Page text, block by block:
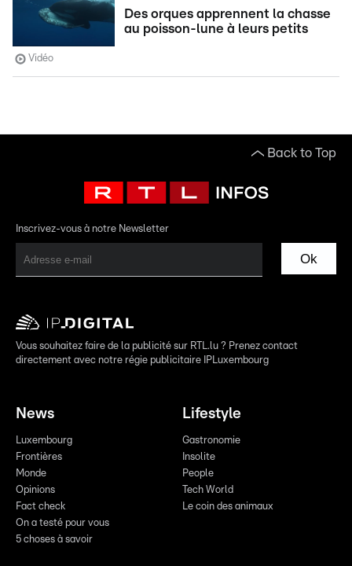
Des orques apprennent la chasse
au poisson-lune à leurs petits
Vidéo
Back to Top
Inscrivez-vous à notre Newsletter
Ok
Vous souhaitez faire de la publicité sur RTL.lu ? Prenez contact
directement avec notre régie publicitaire IPLuxembourg
News
Luxembourg
Frontières
Monde
Opinions
Fact check
On a testé pour vous
5 choses à savoir
Lifestyle
Gastronomie
Insolite
People
Tech World
Le coin des animaux